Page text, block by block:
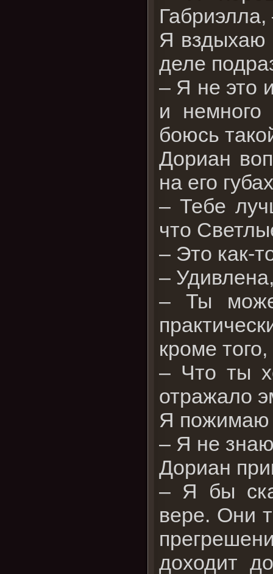
Я вздыхаю
деле
– Я не это
и
боюсь
Дориан
на его
– Тебе
что
– Это как-
–
– Ты
кроме
– Что ты
отражало
Я пожимаю
– Я не
Дориан
– Я бы
вере. Они
доходит